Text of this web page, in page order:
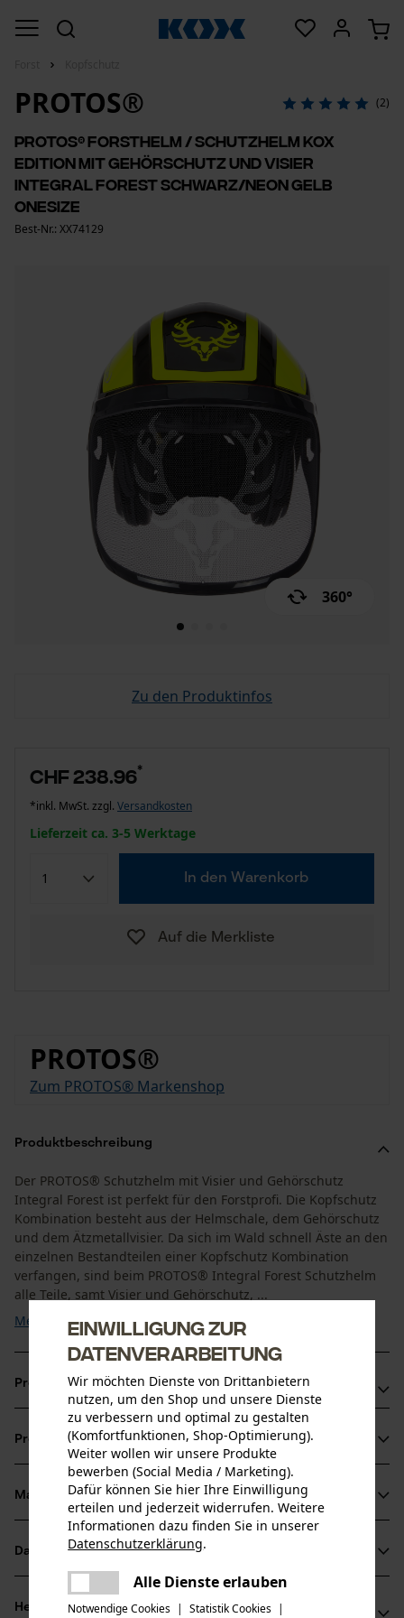
360°
PROTOS® (2)
PROTOS® Forsthelm / Schutzhelm KOX
Edition mit Gehörschutz und Visier
Integral Forest Schwarz/Neon Gelb
OneSize
Best-Nr.: XX74129
Zu den Produktinfos
CHF 238.96*
*inkl. MwSt. zzgl. Versandkosten
Lieferzeit ca. 3-5 Werktage
In den Warenkorb
Auf die Merkliste
PROTOS®
Zum PROTOS® Markenshop
Produktbeschreibung
Der PROTOS® Schutzhelm mit Visier und Gehörschutz
Integral Forest ist perfekt für den Forstprofi. Die Kopfschutz
Kombination besteht aus der Helmschale, dem Gehörschutz
und dem Ätzmetallvisier. Da sich im Wald schnell Äste an den
einzelnen Bestandteilen einer Kopfschutz Kombination
verfangen, sind beim PROTOS® Integral Forest Schutzhelm
alle Teile, samt Visier und Gehörschutz, ...
Mehr anzeigen
Produktvorteile
Kopfschutz Kombination mit sehr großem Sichtfeld
Durch die Zweifarbigkeit des Forsthelm sind Sie noch
besser sichtbar
PROTOS® Helm mit tiefgreifender Nackenschale schützt
den Hinterkopf vor Schlägen und bei Stürzen
Produktinformationen
Produktdetails
Aktivitätstyp
Material & Pflege
Details Polsterung
Datenblätter
Bedienungsanleitung (PDF)
Herstellerinformationen
Einwilligung zur
Datenverarbeitung
Wir möchten Dienste von Drittanbietern
nutzen, um den Shop und unsere Dienste
zu verbessern und optimal zu gestalten
(Komfortfunktionen, Shop-Optimierung).
Weiter wollen wir unsere Produkte
bewerben (Social Media / Marketing).
Dafür können Sie hier Ihre Einwilligung
erteilen und jederzeit widerrufen. Weitere
Informationen dazu finden Sie in unserer
Datenschutzerklärung.
Alle Dienste erlauben
Notwendige Cookies | Statistik Cookies |
Es ist ein Fehler aufgetreten. Bitte
versuchen Sie es erneut.